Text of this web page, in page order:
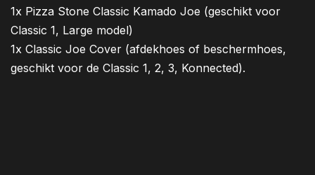
1x Pizza Stone Classic Kamado Joe (geschikt voor
Classic 1, Large model)
1x Classic Joe Cover (afdekhoes of beschermhoes,
geschikt voor de Classic 1, 2, 3, Konnected).